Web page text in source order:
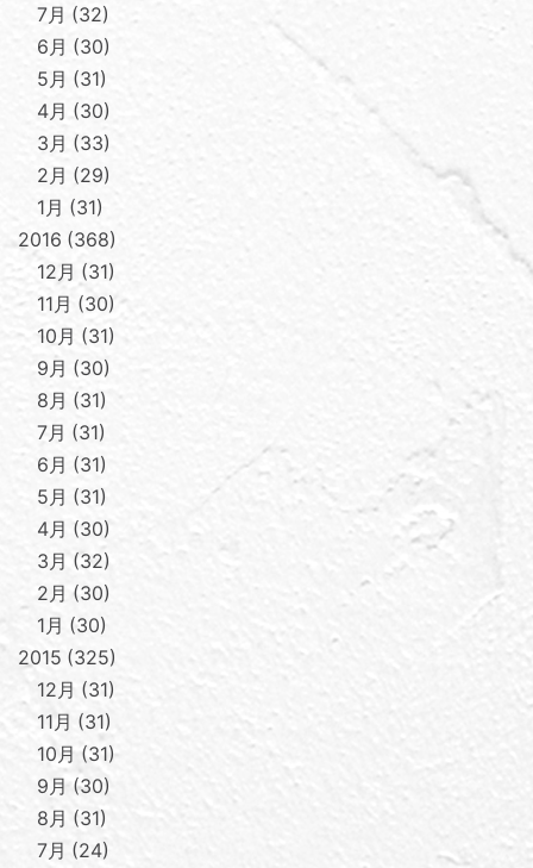
7月
32
6月
30
5月
31
4月
30
3月
33
2月
29
1月
31
2016 368
12月
31
11月
30
10月
31
9月
30
8月
31
7月
31
6月
31
5月
31
4月
30
3月
32
2月
30
1月
30
2015 325
12月
31
11月
31
10月
31
9月 30
8月
31
7月
24